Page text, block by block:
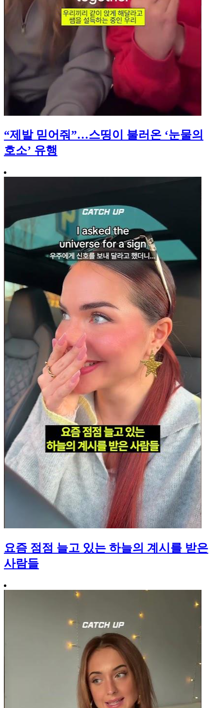
“제발 믿어줘”…스띵이 불러온 ‘눈물의
호소’ 유행
요즘 점점 늘고 있는 하늘의 계시를 받은
사람들